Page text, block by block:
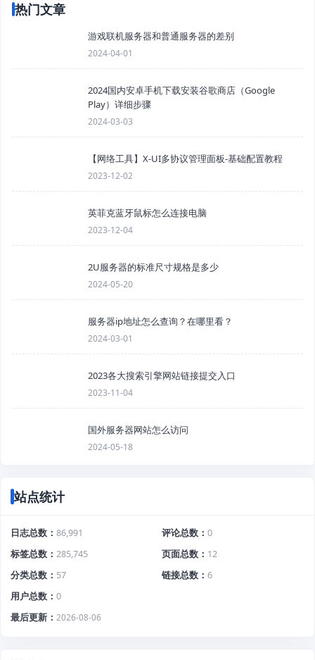
热门文章
游戏联机服务器和普通服务器的差别
2024-04-01
2024国内安卓手机下载安装谷歌商店（Google
Play）详细步骤
2024-03-03
【网络工具】X-UI多协议管理面板-基础配置教程
2023-12-02
英菲克蓝牙鼠标怎么连接电脑
2023-12-04
2U服务器的标准尺寸规格是多少
2024-05-20
服务器ip地址怎么查询？在哪里看？
2024-03-01
2023各大搜索引擎网站链接提交入口
2023-11-04
国外服务器网站怎么访问
2024-05-18
站点统计
日志总数 86,991 评论总数
0
标签总数
285,745 页面总数
12
分类总数
57 链接总数
6
用户总数
0
最后更新
2026-08-06